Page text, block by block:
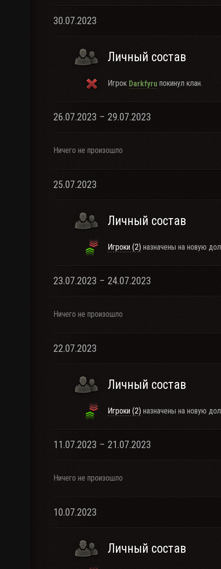
30.07.2023
Личный состав
Игрок Darkfyru покинул клан.
26.07.2023 – 29.07.2023
Ничего не произошло
25.07.2023
Личный состав
Игроки (2) назначены на новую
23.07.2023 – 24.07.2023
Ничего не произошло
22.07.2023
Личный состав
Игроки (2) назначены на новую
11.07.2023 – 21.07.2023
Ничего не произошло
10.07.2023
Личный состав